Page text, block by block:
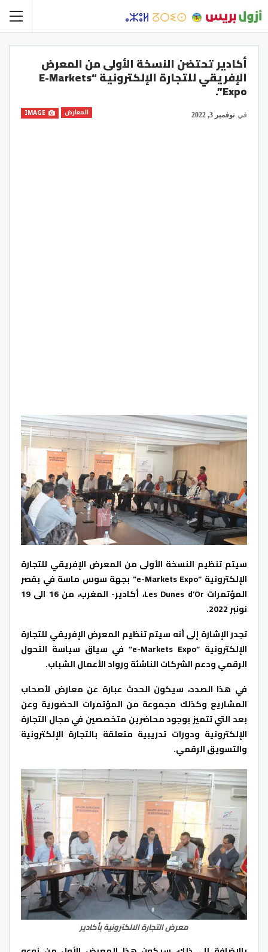
أكادير تحتضن النسخة الأولى من المعرض
الإفريقي للتجارة الإلكترونية “e-Markets
Expo”.
المعارض في نوفمبر 3, 2022
سيتم تنظيم النسخة الأولى من المعرض الإفريقي للتجارة
الإلكترونية “e-Markets Expo” بجهة سوس ماسة في بقصر
المؤتمرات Les Dunes d’Or، أكادير- المغرب، من 16 الى 19
نونبر 2022.
تجدر الإشارة إلى أنه سيتم تنظيم المعرض الإفريقي للتجارة
الإلكترونية “e-Markets Expo” في سياق سياسة التحول
الرقمي ودعم الشركات الناشئة ورواد الأعمال الشباب.
في هذا الصدد، سيكون الحدث عبارة عن معارض لأصحاب
المشاريع وكذلك مجموعة من المؤتمرات الحضورية وعن
بعد التي تتميز بوجود محاضرين متخصصين في مجال التجارة
الإلكترونية ودورات تدريبية متعلقة بالتجارة الإلكترونية
والتسويق الرقمي.
معرض التجارة الالكترونية بأكادير